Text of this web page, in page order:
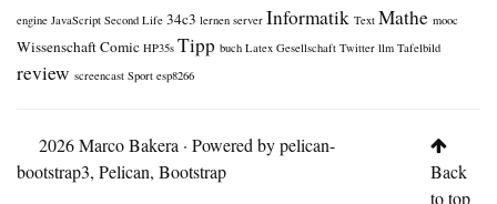
engine JavaScript Second Life 34c3 lernen server Informatik Text Mathe mooc
Wissenschaft Comic HP35s Tipp buch Latex Gesellschaft Twitter llm Tafelbild
review screencast Sport esp8266
© 2026 Marco Bakera · Powered by pelican-
bootstrap3 Pelican Bootstrap
Back
to top